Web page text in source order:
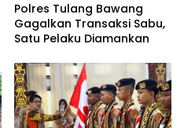
Polres Tulang Bawang
Gagalkan Transaksi Sabu,
Satu Pelaku Diamankan